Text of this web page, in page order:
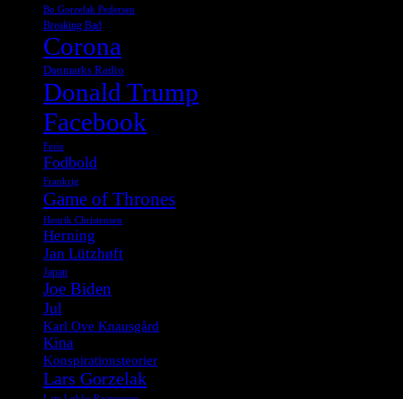
Bo Gorzelak Pedersen
Breaking Bad
Corona
Danmarks Radio
Donald Trump
Facebook
Ferie
Fodbold
Frankrig
Game of Thrones
Henrik Christensen
Herning
Jan Lützhøft
Japan
Joe Biden
Jul
Karl Ove Knausgård
Kina
Konspirationsteorier
Lars Gorzelak